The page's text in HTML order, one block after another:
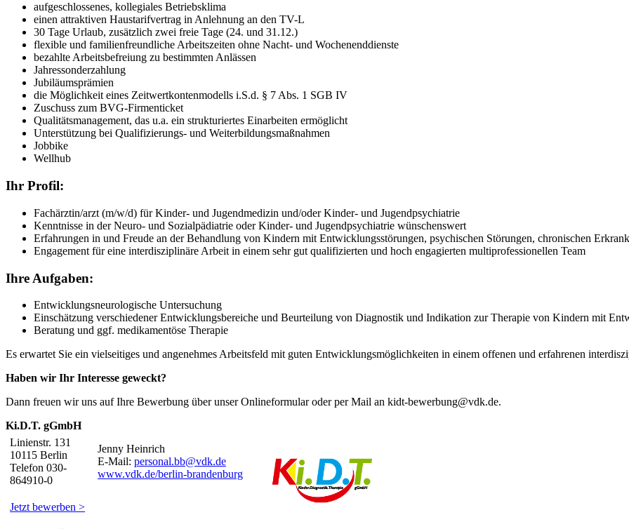
aufgeschlossenes, kollegiales Betriebsklima
einen attraktiven Haustarifvertrag in Anlehnung an den TV-L
30 Tage Urlaub, zusätzlich zwei freie Tage (24. und 31.12.)
flexible und familienfreundliche Arbeitszeiten ohne Nacht- und Wochenenddienste
bezahlte Arbeitsbefreiung zu bestimmten Anlässen
Jahressonderzahlung
Jubiläumsprämien
die Möglichkeit eines Zeitwertkontenmodells i.S.d. § 7 Abs. 1 SGB IV
Zuschuss zum BVG-Firmenticket
Qualitätsmanagement, das u.a. ein strukturiertes Einarbeiten ermöglicht
Unterstützung bei Qualifizierungs- und Weiterbildungsmaßnahmen
Jobbike
Wellhub
Ihr Profil:
Fachärztin/arzt (m/w/d) für Kinder- und Jugendmedizin und/oder Kinder- und Jugendpsychiatrie
Kenntnisse in der Neuro- und Sozialpädiatrie oder Kinder- und Jugendpsychiatrie wünschenswert
Erfahrungen in und Freude an der Behandlung von Kindern mit Entwicklungsstörungen, psychischen Störungen, chronischen
Engagement für eine interdisziplinäre Arbeit in einem sehr gut qualifizierten und hoch engagierten multiprofessionellen Team
Ihre Aufgaben:
Entwicklungsneurologische Untersuchung
Einschätzung verschiedener Entwicklungsbereiche und Beurteilung von Diagnostik und Indikation zur Therapie von Kindern mit
Beratung und ggf. medikamentöse Therapie
Es erwartet Sie ein vielseitiges und angenehmes Arbeitsfeld mit guten Entwicklungsmöglichkeiten in einem offenen und erfahrenen
Haben wir Ihr Interesse geweckt?
Dann freuen wir uns auf Ihre Bewerbung über unser Onlineformular oder per Mail an kidt-bewerbung@vdk.de.
Ki.D.T. gGmbH
Linienstr. 131
10115 Berlin
Telefon 030-
864910-0
Jenny Heinrich
E-Mail: personal.bb@vdk.de
www.vdk.de/berlin-brandenburg
Jetzt bewerben >